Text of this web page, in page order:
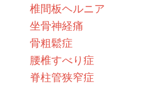
椎間板ヘルニア
坐骨神経痛
骨粗鬆症
腰椎すべり症
脊柱管狭窄症